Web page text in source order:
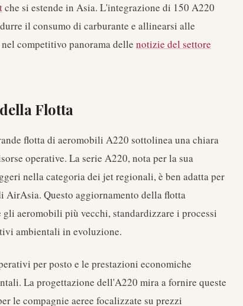
che si estende in Asia. L'integrazione di 150 A220
il consumo di carburante e allinearsi alle
competitivo panorama delle notizie del settore
Flotta
flotta di aeromobili A220 sottolinea una chiara
operative. La serie A220, nota per la sua
nella categoria dei jet regionali, è ben adatta per
AirAsia. Questo aggiornamento della flotta
aeromobili più vecchi, standardizzare i processi
ambientali in evoluzione.
per posto e le prestazioni economiche
La progettazione dell'A220 mira a fornire queste
le compagnie aeree focalizzate su prezzi